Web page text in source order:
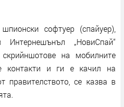
софтуер (спайуер),
„НовиСпай“
на мобилните
контакти и ги е качил на
правителството, се казва в